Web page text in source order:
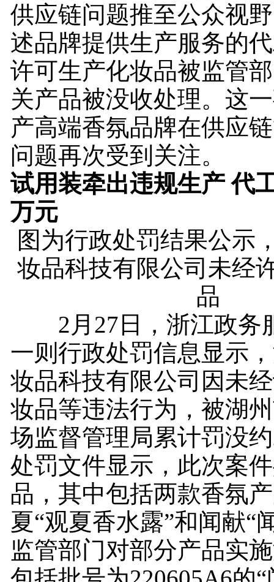
供应链问题推至公众视
述品牌提供生产服务的
许可生产化妆品被监管
关产品被没收处理。这
产高端香氛品牌在供应
问题再次受到关注。
试用装牵出违规生产 代
万元
图为行政处罚结果公示
妆品科技有限公司未经
品
2月27日，浙江政务
一则行政处罚信息显示
妆品科技有限公司因未
妆品等违法行为，被湖
场监督管理局累计罚没
处罚文件显示，此次案
品，其中包括两款香氛
夏“观夏香水露”和闻献“
监管部门对部分产品实